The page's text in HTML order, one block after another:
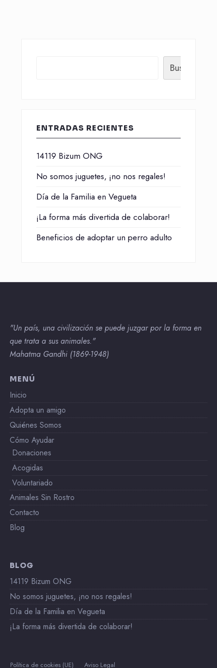
Buscar
ENTRADAS RECIENTES
14119 Bizum ONG
No somos juguetes, ¡no nos regales!
Día de la Familia en Vegueta
¡La forma más divertida de colaborar!
Beneficios de adoptar un perro adulto
"Un país, una civilización se puede juzgar por la forma en
que trata a sus animales."
Mahatma Gandhi (1869-1948)
MENÚ
Inicio
Adopta un amigo
Quiénes Somos
Cómo Ayudar
Donaciones
Acogidas
Voluntariado
Animales Sin Rostro
Contacto
Blog
BLOG
14119 Bizum ONG
No somos juguetes, ¡no nos regales!
Día de la Familia en Vegueta
¡La forma más divertida de colaborar!
Política de cookies (UE) Aviso Legal